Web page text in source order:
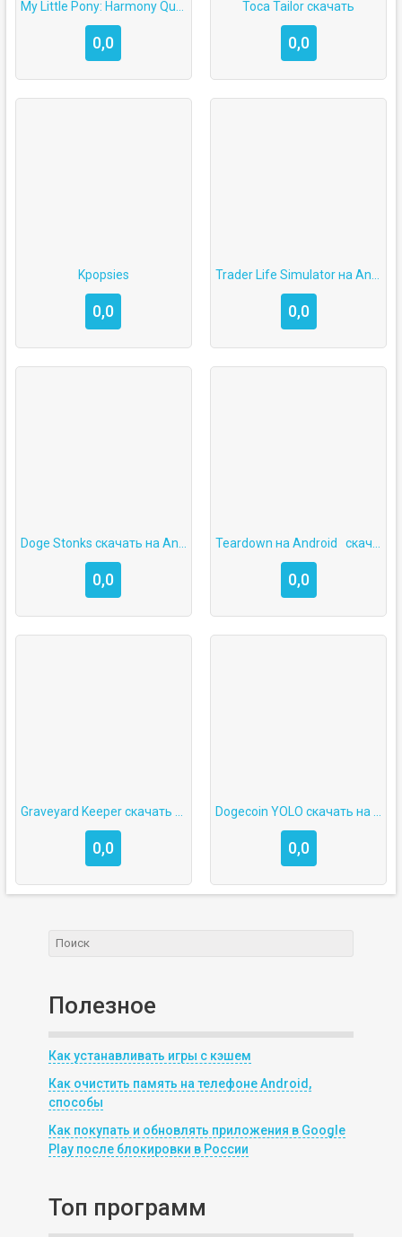
0,0
Toca Tailor скачать
0,0
Kpopsies
0,0 0,0
0,0 0,0
0,0 0,0
Полезное
Как устанавливать игры с кэшем
Как очистить память на телефоне Android,
способы
Как покупать и обновлять приложения в Google
Play после блокировки в России
Топ программ